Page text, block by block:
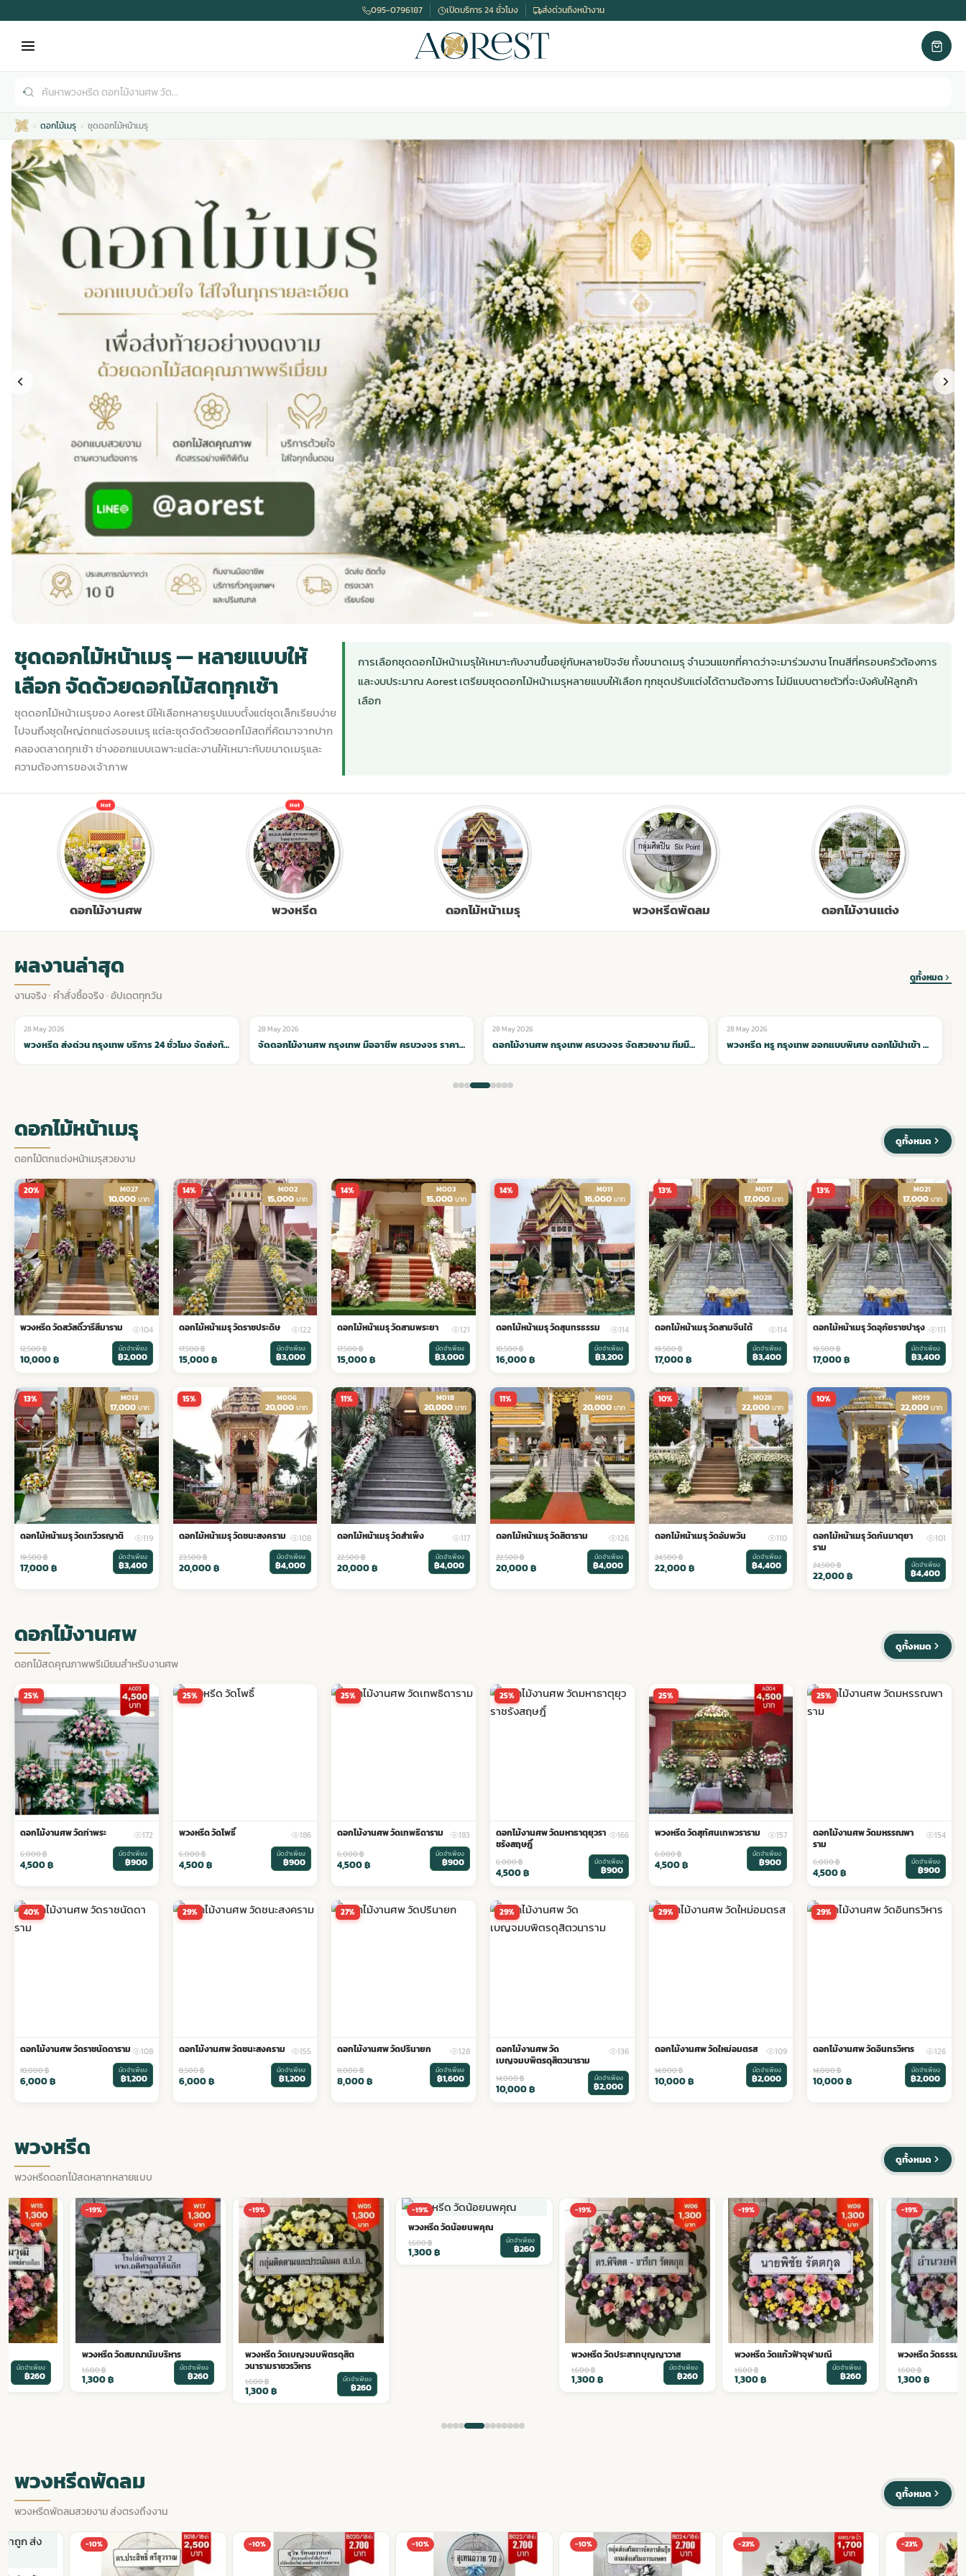
ดอกไม้หน้าศพ
ดอกไม้จัดงานศพ
จัดดอกไม้หน้าศพ
ดอกไม้หน้างานศพ
ดอกไม้หน้าโลง
จัดดอกไม้หน้ารูป
จัดดอกไม้หน้าโลง
ดอกไม้ศพ
ดอกไม้งานศพ กรุงเทพ
ดอกไม้งานศพ ปากคลองตลาด
ร้านดอกไม้งานศพ ใกล้ฉัน
ดอกไม้งานศพ ราคาถูก
จัดดอกไม้งานศพ ราคา
ดอกไม้งานศพ ส่งฟรี
พวงดอกไม้งานศพ
tpdecorate ปูพื้น
พวงหรีด กรุงเทพ
พวงหรีดราคา
สั่งพวงหรีด
ดอกไม้พวงหรีด
พวงหรีดปทุม
พวงหรีดพระราม 2
พวงหรีด ปากคลองตลาด
พวงหรีดราคาถูก
พวงหรีดดอกไม้สด ราคาถูก
สั่งพวงหรีด ออนไลน์
ส่งพวงหรีด ด่วน กรุงเทพ
ร้านพวงหรีด กรุงเทพ ส่งฟรี
พวงหรีด ปากคลองตลาด ราคา
พวงหรีด ส่งด่วน วันนี้
มรุ
มรุสีขาว
มรุ กรุงเทพ
ม้หน้าเมรุ
มรุ ราคาถูก
ะดับเมรุ
มรุ ออนไลน์
มรุ ส่งด่วน
ไม้งานแต่ง
ไม้งานแต่ง ราคา
ไม้งานแต่ง ราคาถูก
ไม้งานแต่ง แบบสวยๆ
พวงหรีดพัดลม
พวงหรีดพัดลม ราคา
พวงหรีดพัดลม ราคาถูก
พวงหรีดพัดลม กรุงเทพ
พวงหรีดพัดลม ส่งด่วน
สั่งพวงหรีดพัดลม
ร้านพวงหรีดพัดลม
พวงหรีดพัดลม ปากคลองตลาด
พวงหรีดพัดลม แบบสวยๆ
รับจัดงานศพ
รับจัดงานศพ ราคา
รับจัดงานศพ ครบวงจร
รับจัดงานศพ กรุงเทพ
แพ็คเกจจัดงานศพ
ค่าใช้จ่ายจัดงานศพ
จัดงานศพ วัด
ขั้นตอนจัดงานศพ
จัดงานศพ ราคาถูก
095-0796187 เปิดบริการ 24 ชั่วโมง ส่งด่วนถึงหน้างาน
ดอกไม้เมรุ ชุดดอกไม้หน้าเมรุ
ชุดดอกไม้หน้าเมรุ — หลายแบบให้
เลือก จัดด้วยดอกไม้สดทุกเช้า
ชุดดอกไม้หน้าเมรุของ Aorest มีให้เลือกหลายรูปแบบตั้งแต่ชุดเล็กเรียบง่าย
ไปจนถึงชุดใหญ่ตกแต่งรอบเมรุ แต่ละชุดจัดด้วยดอกไม้สดที่คัดมาจากปาก
คลองตลาดทุกเช้า ช่างออกแบบเฉพาะแต่ละงานให้เหมาะกับขนาดเมรุและ
ความต้องการของเจ้าภาพ
การเลือกชุดดอกไม้หน้าเมรุให้เหมาะกับงานขึ้นอยู่กับหลายปัจจัย ทั้งขนาดเมรุ จำนวนแขกที่คาดว่าจะมาร่วมงาน โทนสีที่ครอบครัวต้องการ
และงบประมาณ Aorest เตรียมชุดดอกไม้หน้าเมรุหลายแบบให้เลือก ทุกชุดปรับแต่งได้ตามต้องการ ไม่มีแบบตายตัวที่จะบังคับให้ลูกค้า
เลือก
Hot
ดอกไม้งานศพ
Hot
พวงหรีด ดอกไม้หน้าเมรุ พวงหรีดพัดลม ดอกไม้งานแต่ง
ผลงานล่าสุด
งานจริง · คำสั่งซื้อจริง · อัปเดตทุกวัน
ดูทั้งหมด
🌸 ดอกไม้หน้าเมรุ
28 May 2026
จัดดอกไม้งานศพ กรุงเทพ มืออาชีพ ครบวงจร ราคาสมเหตุสมผล
🌸 ดอกไม้หน้าเมรุ
28 May 2026
ดอกไม้งานศพ กรุงเทพ ครบวงจร จัดสวยงาม ทีมมืออาชีพ
🌸 ดอกไม้หน้าเมรุ
28 May 2026
พวงหรีด หรู กรุงเทพ ออกแบบพิเศษ ดอกไม้นำเข้า สง่างามระดับสูง
🌸 ดอกไม้หน้าเมรุ
28 May 2026
พวงหรีดพรีเมียม กรุงเทพ งานสวยระดับสูง ดอกไม้นำเข้าคัดพิเศษ
ดอกไม้หน้าเมรุ
ดอกไม้ตกแต่งหน้าเมรุสวยงาม
ดูทั้งหมด
20% M027
10,000 บาท
พวงหรีด วัดสวัสดิ์วารีสีมาราม 104
12,500฿
10,000฿
มัดจำเพียง
฿2,000
14% M002
15,000 บาท
ดอกไม้หน้าเมรุ วัดราชประดิษ 122
17,500฿
15,000฿
มัดจำเพียง
฿3,000
14% M003
15,000 บาท
ดอกไม้หน้าเมรุ วัดสามพระยา 121
17,500฿
15,000฿
มัดจำเพียง
฿3,000
14% M011
16,000 บาท
ดอกไม้หน้าเมรุ วัดสุนทรธรรม 114
18,500฿
16,000฿
มัดจำเพียง
฿3,200
13% M017
17,000 บาท
ดอกไม้หน้าเมรุ วัดสามจีนใต้ 114
19,500฿
17,000฿
มัดจำเพียง
฿3,400
13% M021
17,000 บาท
ดอกไม้หน้าเมรุ วัดอุภัยราชบำรุง 111
19,500฿
17,000฿
มัดจำเพียง
฿3,400
13% M013
17,000 บาท
ดอกไม้หน้าเมรุ วัดเทวีวรญาติ 119
19,500฿
17,000฿
มัดจำเพียง
฿3,400
15% M006
20,000 บาท
ดอกไม้หน้าเมรุ วัดชนะสงคราม 108
23,500฿
20,000฿
มัดจำเพียง
฿4,000
11% M018
20,000 บาท
ดอกไม้หน้าเมรุ วัดสำเพ็ง 117
22,500฿
20,000฿
มัดจำเพียง
฿4,000
11% M012
20,000 บาท
ดอกไม้หน้าเมรุ วัดสิตาราม 126
22,500฿
20,000฿
มัดจำเพียง
฿4,000
10% M028
22,000 บาท
ดอกไม้หน้าเมรุ วัดอัมพวัน 110
24,500฿
22,000฿
มัดจำเพียง
฿4,400
10% M019
22,000 บาท
ดอกไม้หน้าเมรุ วัดกันมาตุยา
ราม
101
24,500฿
22,000฿
มัดจำเพียง
฿4,400
ดอกไม้งานศพ
ดอกไม้สดคุณภาพพรีเมียมสำหรับงานศพ
ดูทั้งหมด
25%
ดอกไม้งานศพ วัดท่าพระ 172
6,000฿
4,500฿
มัดจำเพียง
฿900
25%
พวงหรีด วัดโพธิ์ 186
6,000฿
4,500฿
มัดจำเพียง
฿900
25%
ดอกไม้งานศพ วัดเทพธิดาราม 183
6,000฿
4,500฿
มัดจำเพียง
฿900
25%
ดอกไม้งานศพ วัดมหาธาตุยุวรา
ชรังสฤษฎิ์
166
6,000฿
4,500฿
มัดจำเพียง
฿900
25%
พวงหรีด วัดสุทัศนเทพวราราม 157
6,000฿
4,500฿
มัดจำเพียง
฿900
25%
ดอกไม้งานศพ วัดมหรรณพา
ราม
154
6,000฿
4,500฿
มัดจำเพียง
฿900
40%
ดอกไม้งานศพ วัดราชนัดดาราม 108
10,000฿
6,000฿
มัดจำเพียง
฿1,200
29%
ดอกไม้งานศพ วัดชนะสงคราม 155
8,500฿
6,000฿
มัดจำเพียง
฿1,200
27%
ดอกไม้งานศพ วัดปรินายก 128
11,000฿
8,000฿
มัดจำเพียง
฿1,600
29%
ดอกไม้งานศพ วัด
เบญจมบพิตรดุสิตวนาราม
136
14,000฿
10,000฿
มัดจำเพียง
฿2,000
29%
ดอกไม้งานศพ วัดใหม่อมตรส 109
14,000฿
10,000฿
มัดจำเพียง
฿2,000
29%
ดอกไม้งานศพ วัดอินทรวิหาร 126
14,000฿
10,000฿
มัดจำเพียง
฿2,000
พวงหรีด
พวงหรีดดอกไม้สดหลากหลายแบบ
ดูทั้งหมด
มัดจำเพียง
฿260
-19%
พวงหรีด วัดสมณานัมบริหาร
1,600฿
1,300฿
มัดจำเพียง
฿260
-19%
พวงหรีด วัดเบญจมบพิตรดุสิต
วนารามราชวรวิหาร
1,600฿
1,300฿
มัดจำเพียง
฿260
-19%
พวงหรีด วัดน้อยนพคุณ
1,600฿
1,300฿
มัดจำเพียง
฿260
-19%
พวงหรีด วัดประสาทบุญญาวาส
1,600฿
1,300฿
มัดจำเพียง
฿260
-19%
พวงหรีด วัดแก้วฟ้าจุฬามณี
1,600฿
1,300฿
มัดจำเพียง
฿260
-19%
พวงหรีด วัดธรรมา
1,600฿
1,300฿
พวงหรีดพัดลม
พวงหรีดพัดลมสวยงาม ส่งตรงถึงงาน
ดูทั้งหมด
-10% -10% -10% -10% -23% -23%